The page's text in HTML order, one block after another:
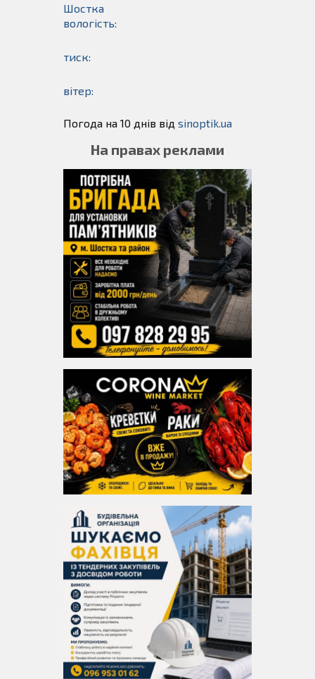
Шостка
вологість:
тиск:
вітер:
Погода на 10 днів від sinoptik.ua
На правах реклами